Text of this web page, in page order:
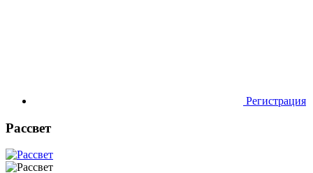
Регистрация
Рассвет